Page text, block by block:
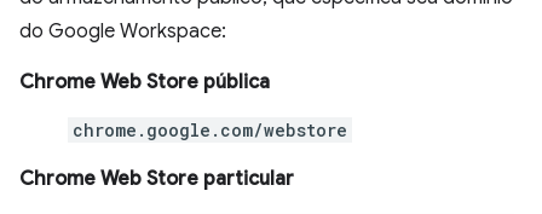
do Google Workspace:
Chrome Web Store pública
chrome.google.com/webstore
Chrome Web Store particular